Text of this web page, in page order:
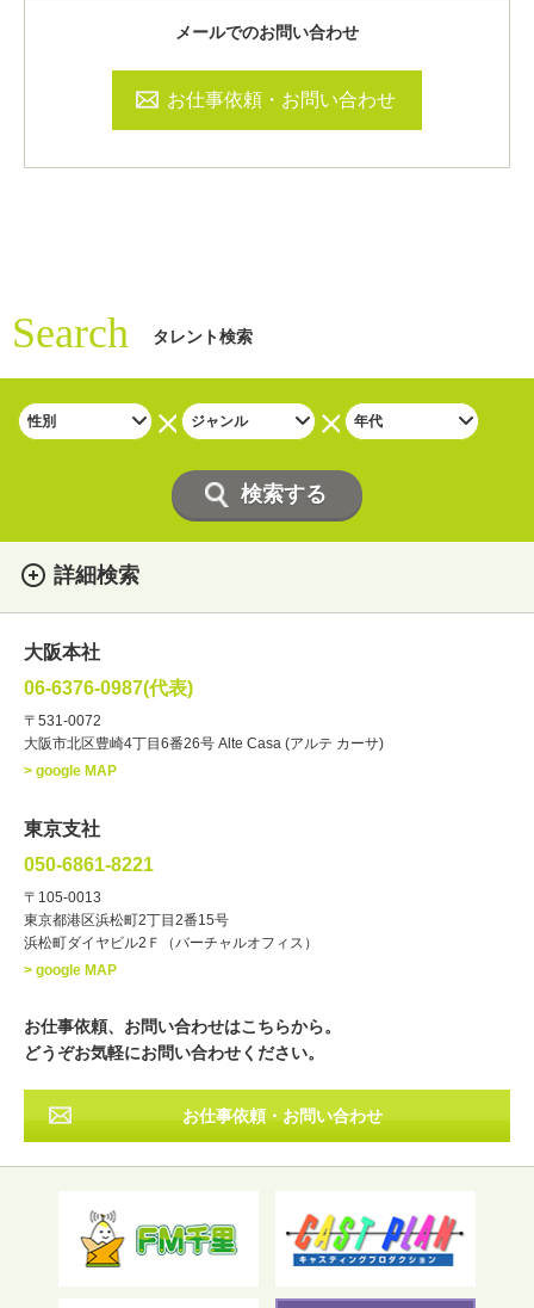
メールでのお問い合わせ
お仕事依頼・お問い合わせ
Search タレント検索
詳細検索
・性別
・ジャンル
ナレーター レポーター
・年齢
・出身地 北海道 東北
その他
フリーワード検索
大阪本社
06-6376-0987(代表)
〒531-0072
大阪市北区豊崎4丁目6番26号 Alte Casa (アルテ カーサ)
> google MAP
東京支社
050-6861-8221
〒105-0013
東京都港区浜松町2丁目2番15号
浜松町ダイヤビル2Ｆ（バーチャルオフィス）
> google MAP
お仕事依頼、お問い合わせはこちらから。
どうぞお気軽にお問い合わせください。
お仕事依頼・お問い合わせ